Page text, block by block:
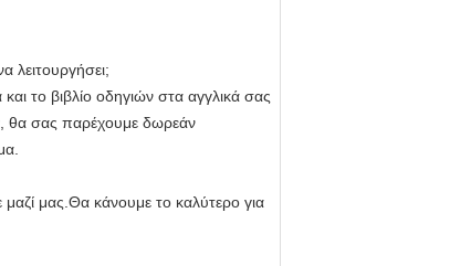
λειτουργήσει;
το βιβλίο οδηγιών στα αγγλικά σας
θα σας παρέχουμε δωρεάν
μαζί μας.Θα κάνουμε το καλύτερο για